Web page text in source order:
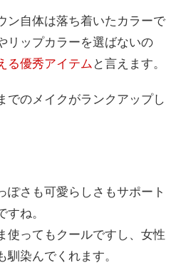
ン自体は落ち着いたカラーで
リップカラーを選ばないの
る優秀アイテム と言えます。
でのメイクがランクアップし
ぽさも可愛らしさもサポート
すね。
使ってもクールですし、女性
馴染んでくれます。